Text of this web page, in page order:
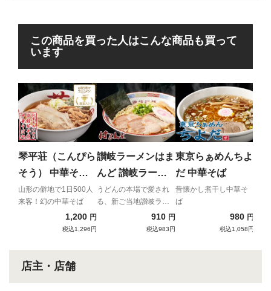
この商品を買った人はこんな商品も買って
います
琴平荘（こんぴら
そう） 中華そば
（あっさり）
山形の僻地で1日500人
来客！幻の中華そば
1,200 円
税込1,296円
讃岐ラーメンはま
んど 讃岐ラーメ
ン
うどんの本場で愛され
る、新ご当地讃岐ラー
910 円
税込983円
東京らぁめんちよ
だ 中華そば
昔懐かし煮干し中華そ
ば
980 円
税込1,058円
店主・店舗